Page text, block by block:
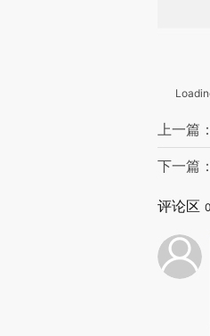
上一篇
下一篇
评论区 0